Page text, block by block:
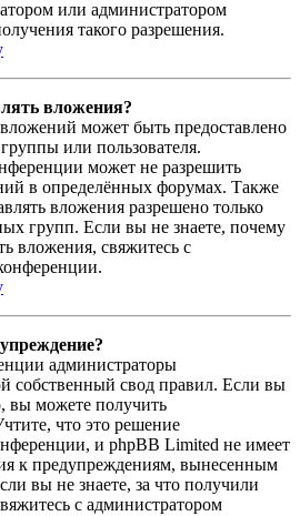
или администратором
такого разрешения.
вложения?
может быть предоставлено
или пользователя.
может не разрешить
в определённых форумах. Также
вложения разрешено только
групп. Если вы не знаете, почему
вложения, свяжитесь с
администраторы
собственный свод правил. Если вы
вы можете получить
что это решение
и phpBB Limited не имеет
к предупреждениям, вынесенным
вы не знаете, за что получили
с администратором